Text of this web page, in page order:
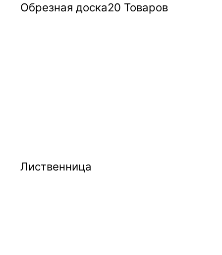
Обрезная доска20 Товаров
Лиственница